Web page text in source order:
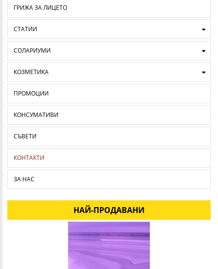
ГРИЖА ЗА ЛИЦЕТО
СТАТИИ
СОЛАРИУМИ
КОЗМЕТИКА
ПРОМОЦИИ
КОНСУМАТИВИ
СЪВЕТИ
КОНТАКТИ
ЗА НАС
НАЙ-ПРОДАВАНИ